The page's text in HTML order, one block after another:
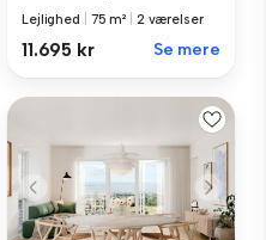
Lejlighed 75 m² 2 værelser
11.695 kr Se mere